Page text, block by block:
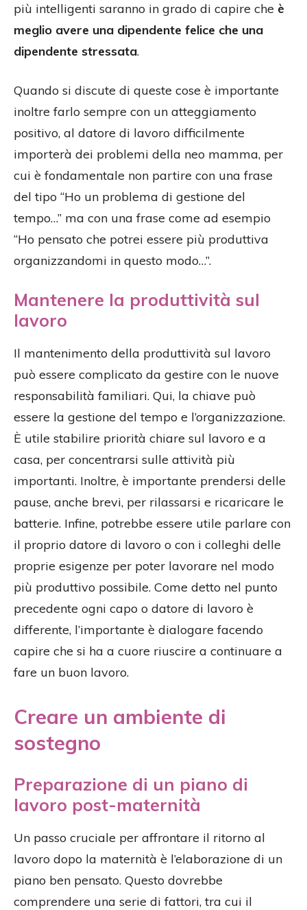
più intelligenti saranno in grado di capire che è
meglio avere una dipendente felice che una
dipendente stressata.
Quando si discute di queste cose è importante
inoltre farlo sempre con un atteggiamento
positivo, al datore di lavoro difficilmente
importerà dei problemi della neo mamma, per
cui è fondamentale non partire con una frase
del tipo “Ho un problema di gestione del
tempo…” ma con una frase come ad esempio
“Ho pensato che potrei essere più produttiva
organizzandomi in questo modo…”.
Mantenere la produttività sul
lavoro
Il mantenimento della produttività sul lavoro
può essere complicato da gestire con le nuove
responsabilità familiari. Qui, la chiave può
essere la gestione del tempo e l’organizzazione.
È utile stabilire priorità chiare sul lavoro e a
casa, per concentrarsi sulle attività più
importanti. Inoltre, è importante prendersi delle
pause, anche brevi, per rilassarsi e ricaricare le
batterie. Infine, potrebbe essere utile parlare con
il proprio datore di lavoro o con i colleghi delle
proprie esigenze per poter lavorare nel modo
più produttivo possibile. Come detto nel punto
precedente ogni capo o datore di lavoro è
differente, l’importante è dialogare facendo
capire che si ha a cuore riuscire a continuare a
fare un buon lavoro.
Creare un ambiente di
sostegno
Preparazione di un piano di
lavoro post-maternità
Un passo cruciale per affrontare il ritorno al
lavoro dopo la maternità è l’elaborazione di un
piano ben pensato. Questo dovrebbe
comprendere una serie di fattori, tra cui il